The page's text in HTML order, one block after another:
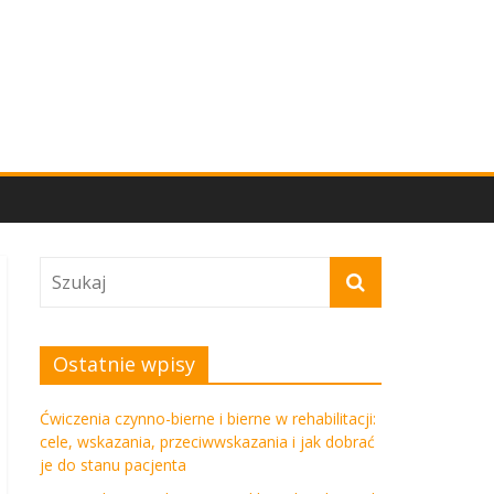
Ostatnie wpisy
Ćwiczenia czynno-bierne i bierne w rehabilitacji:
cele, wskazania, przeciwwskazania i jak dobrać
je do stanu pacjenta